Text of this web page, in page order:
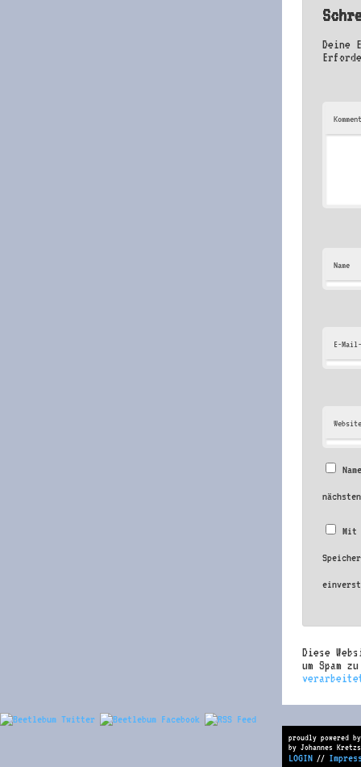
Deine
Name
E-
Mit
Diese
um Spam
proudly powered
by Johannes
LOGIN //